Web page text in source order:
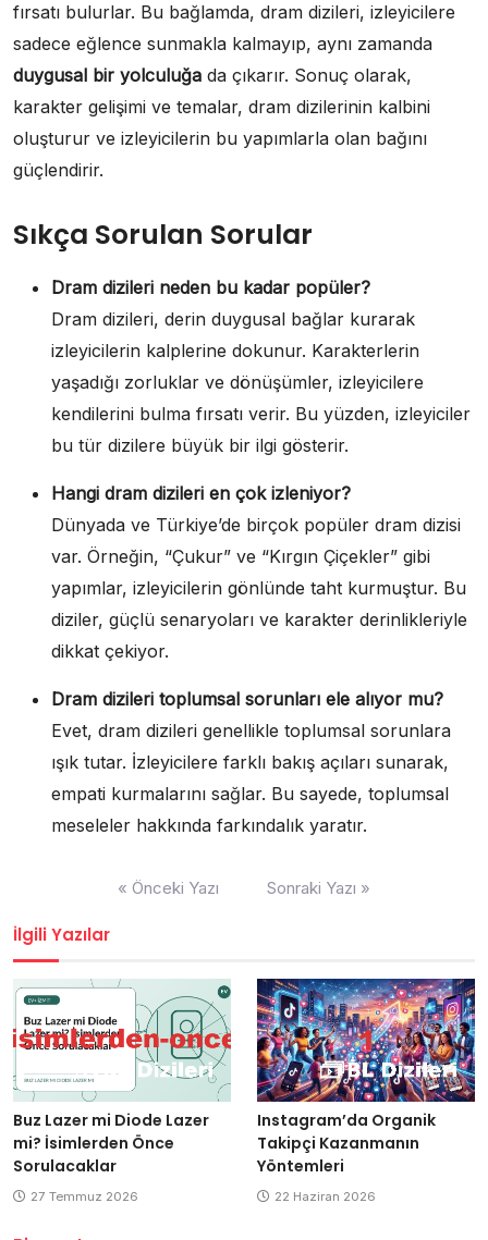
fırsatı bulurlar. Bu bağlamda, dram dizileri, izleyicilere
sadece eğlence sunmakla kalmayıp, aynı zamanda
duygusal bir yolculuğa da çıkarır. Sonuç olarak,
karakter gelişimi ve temalar, dram dizilerinin kalbini
oluşturur ve izleyicilerin bu yapımlarla olan bağını
güçlendirir.
Sıkça Sorulan Sorular
Dram dizileri neden bu kadar popüler?
Dram dizileri, derin duygusal bağlar kurarak
izleyicilerin kalplerine dokunur. Karakterlerin
yaşadığı zorluklar ve dönüşümler, izleyicilere
kendilerini bulma fırsatı verir. Bu yüzden, izleyiciler
bu tür dizilere büyük bir ilgi gösterir.
Hangi dram dizileri en çok izleniyor?
Dünyada ve Türkiye’de birçok popüler dram dizisi
var. Örneğin, “Çukur” ve “Kırgın Çiçekler” gibi
yapımlar, izleyicilerin gönlünde taht kurmuştur. Bu
diziler, güçlü senaryoları ve karakter derinlikleriyle
dikkat çekiyor.
Dram dizileri toplumsal sorunları ele alıyor mu?
Evet, dram dizileri genellikle toplumsal sorunlara
ışık tutar. İzleyicilere farklı bakış açıları sunarak,
empati kurmalarını sağlar. Bu sayede, toplumsal
meseleler hakkında farkındalık yaratır.
« Önceki Yazı Sonraki Yazı »
İlgili Yazılar
Buz Lazer mi Diode Lazer
mi? İsimlerden Önce
Sorulacaklar
27 Temmuz 2026
Instagram’da Organik
Takipçi Kazanmanın
Yöntemleri
22 Haziran 2026